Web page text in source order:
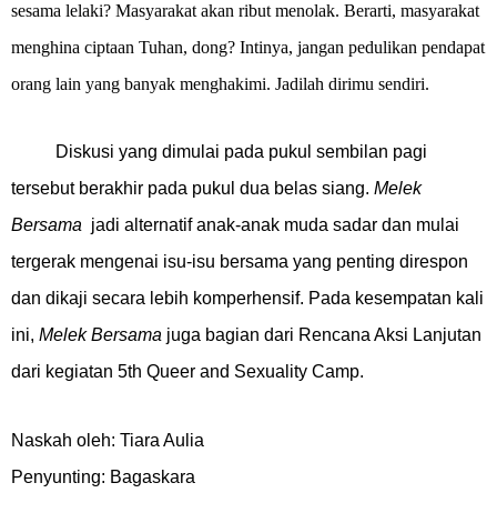
sesama lelaki? Masyarakat akan ribut menolak. Berarti, masyarakat
menghina ciptaan Tuhan, dong? Intinya, jangan pedulikan pendapat
orang lain yang banyak menghakimi. Jadilah dirimu sendiri.
Diskusi yang dimulai pada pukul sembilan pagi
tersebut berakhir pada pukul dua belas siang. Melek
Bersama jadi alternatif anak-anak muda sadar dan mulai
tergerak mengenai isu-isu bersama yang penting direspon
dan dikaji secara lebih komperhensif. Pada kesempatan kali
ini, Melek Bersama juga bagian dari Rencana Aksi Lanjutan
dari kegiatan 5th Queer and Sexuality Camp.
Naskah oleh: Tiara Aulia
Penyunting: Bagaskara